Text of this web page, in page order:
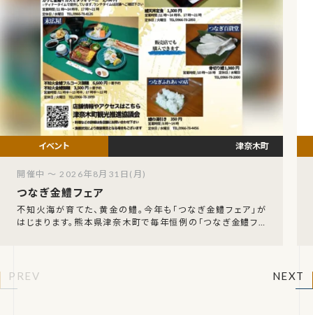
つなぎ金鱧フェア
不知火海が育てた、黄金の鱧。今年も「つなぎ金鱧フェア」が
はじまります。熊本県津奈木町で毎年恒例の「つなぎ金鱧フェ
津奈木町
開催中 ～ 2026年8月31日(月)
PREV NEXT